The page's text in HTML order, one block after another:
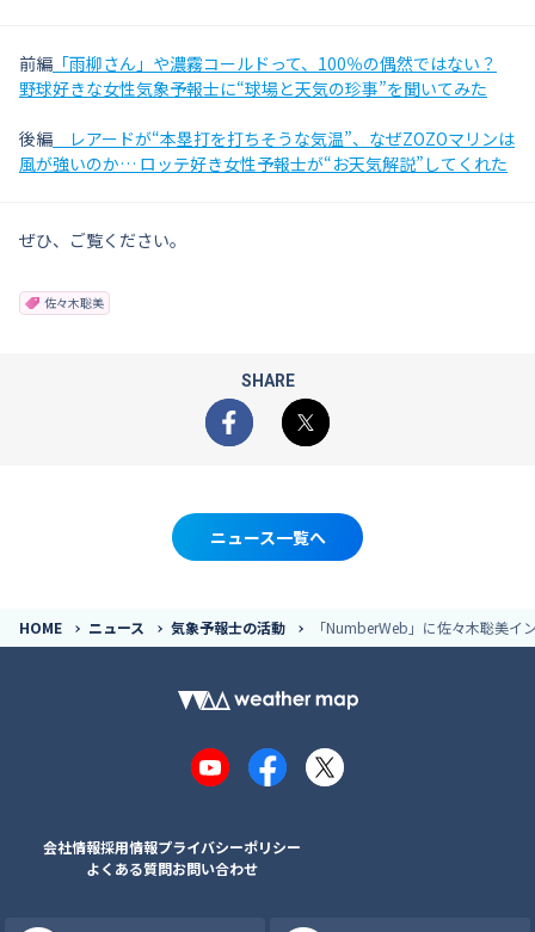
前編 「雨柳さん」や濃霧コールドって、100％の偶然ではない？
野球好きな女性気象予報士に“球場と天気の珍事”を聞いてみた
後編 レアードが“本塁打を打ちそうな気温”、なぜZOZOマリンは
風が強いのか… ロッテ好き女性予報士が“お天気解説”してくれた
ぜひ、ご覧ください。
佐々木聡美
SHARE
Facebook
X
ニュース一覧へ
HOME ニュース 気象予報士の活動 「NumberWeb」に佐々木聡美イ
YouTubeFacebook
X
会社情報採用情報プライバシーポリシー
よくある質問お問い合わせ